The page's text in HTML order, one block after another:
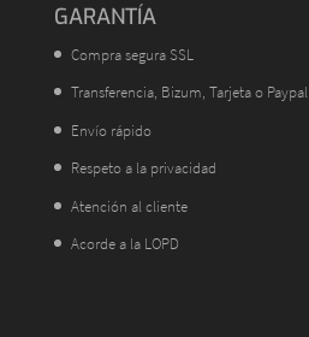
GARANTÍA
Compra segura SSL
Transferencia, Bizum, Tarjeta o Paypal
Envío rápido
Respeto a la privacidad
Atención al cliente
Acorde a la LOPD